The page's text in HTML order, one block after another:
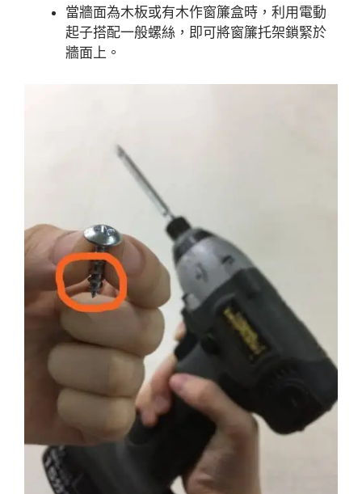
當牆面為木板或有木作窗簾盒時，利用電動
起子搭配一般螺絲，即可將窗簾托架鎖緊於
牆面上。